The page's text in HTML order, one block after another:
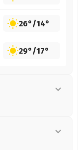
26°/14°
29°/17°